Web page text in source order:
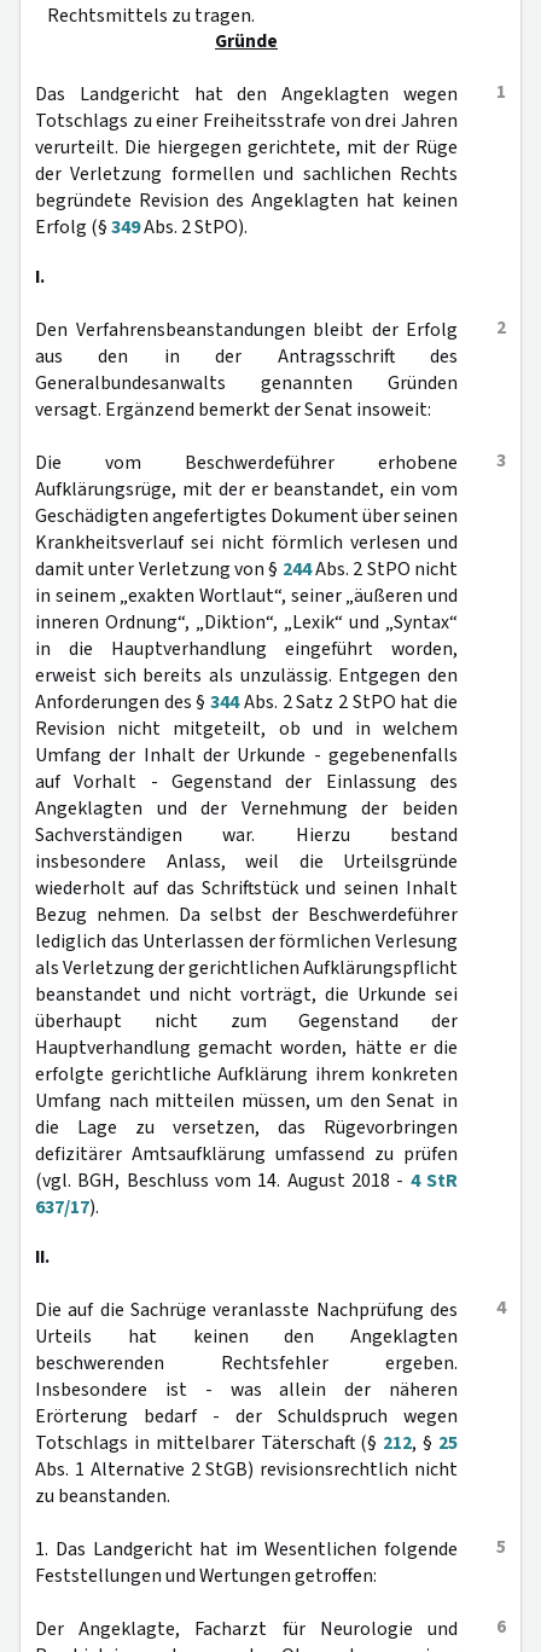
Rechtsmittels zu tragen.
Gründe
1
Das Landgericht hat den Angeklagten wegen
Totschlags zu einer Freiheitsstrafe von drei Jahren
verurteilt. Die hiergegen gerichtete, mit der Rüge
der Verletzung formellen und sachlichen Rechts
begründete Revision des Angeklagten hat keinen
Erfolg (§349Abs. 2 StPO).
I.
2
Den Verfahrensbeanstandungen bleibt der Erfolg
aus den in der Antragsschrift des
Generalbundesanwalts genannten Gründen
versagt. Ergänzend bemerkt der Senat insoweit:
3
Die vom Beschwerdeführer erhobene
Aufklärungsrüge, mit der er beanstandet, ein vom
Geschädigten angefertigtes Dokument über seinen
Krankheitsverlauf sei nicht förmlich verlesen und
damit unter Verletzung von § 244Abs. 2 StPO nicht
in seinem „exakten Wortlaut“, seiner „äußeren und
inneren Ordnung“, „Diktion“, „Lexik“ und „Syntax“
in die Hauptverhandlung eingeführt worden,
erweist sich bereits als unzulässig. Entgegen den
Anforderungen des §344Abs. 2 Satz 2 StPO hat die
Revision nicht mitgeteilt, ob und in welchem
Umfang der Inhalt der Urkunde - gegebenenfalls
auf Vorhalt - Gegenstand der Einlassung des
Angeklagten und der Vernehmung der beiden
Sachverständigen war. Hierzu bestand
insbesondere Anlass, weil die Urteilsgründe
wiederholt auf das Schriftstück und seinen Inhalt
Bezug nehmen. Da selbst der Beschwerdeführer
lediglich das Unterlassen der förmlichen Verlesung
als Verletzung der gerichtlichen Aufklärungspflicht
beanstandet und nicht vorträgt, die Urkunde sei
überhaupt nicht zum Gegenstand der
Hauptverhandlung gemacht worden, hätte er die
erfolgte gerichtliche Aufklärung ihrem konkreten
Umfang nach mitteilen müssen, um den Senat in
die Lage zu versetzen, das Rügevorbringen
defizitärer Amtsaufklärung umfassend zu prüfen
(vgl. BGH, Beschluss vom 14. August 2018 - 4 StR
637/17).
II.
4
Die auf die Sachrüge veranlasste Nachprüfung des
Urteils hat keinen den Angeklagten
beschwerenden Rechtsfehler ergeben.
Insbesondere ist - was allein der näheren
Erörterung bedarf - der Schuldspruch wegen
Totschlags in mittelbarer Täterschaft (§ 212, § 25
Abs. 1 Alternative 2 StGB) revisionsrechtlich nicht
zu beanstanden.
5
1. Das Landgericht hat im Wesentlichen folgende
Feststellungen und Wertungen getroffen:
6
Der Angeklagte, Facharzt für Neurologie und